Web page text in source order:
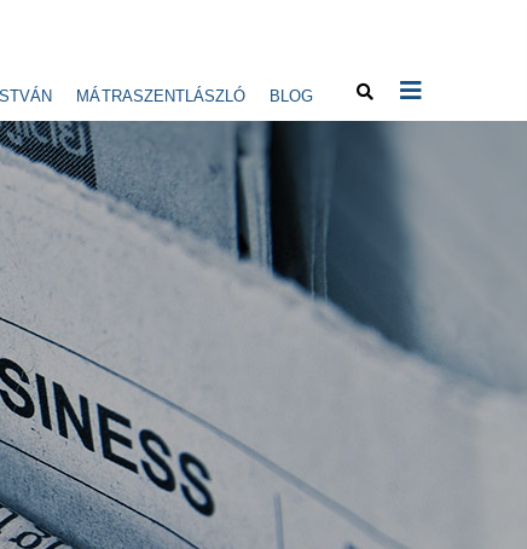
MÁTRASZENTLÁSZLÓ BLOG